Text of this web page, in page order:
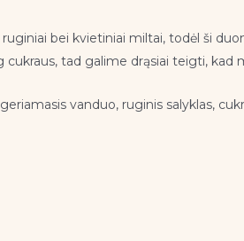
bei kvietiniai miltai, todėl ši
cukraus, tad galime drąsiai teigti,
vanduo, ruginis salyklas,